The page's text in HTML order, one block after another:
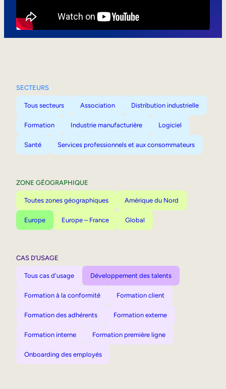
SECTEURS
Tous secteurs Association Distribution industrielle
Formation Industrie manufacturière Logiciel
Santé Services professionnels et aux consommateurs
ZONE GÉOGRAPHIQUE
Toutes zones géographiques Amérique du Nord
Europe Europe – France Global
CAS D’USAGE
Tous cas d'usage Développement des talents
Formation à la conformité Formation client
Formation des adhérents Formation externe
Formation interne Formation première ligne
Onboarding des employés